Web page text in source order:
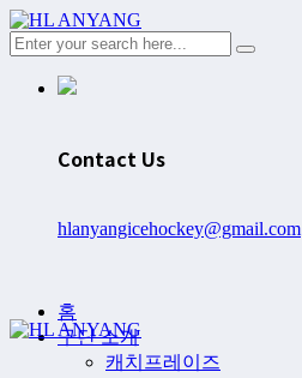
Contact Us
hlanyangicehockey@gmail.com
홈
구단 소개
캐치프레이즈